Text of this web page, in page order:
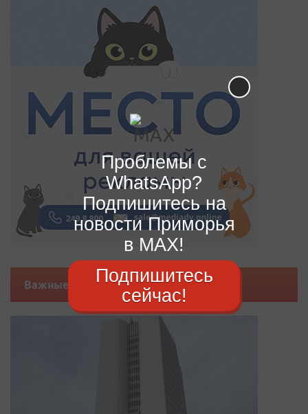
Важные новости
Проблемы с
WhatsApp?
Подпишитесь на
новости Приморья
в MAX!
Подпишитесь
сейчас!